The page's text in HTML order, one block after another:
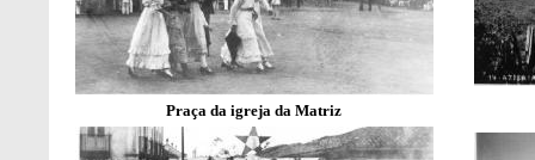
Praça da igreja da Matriz